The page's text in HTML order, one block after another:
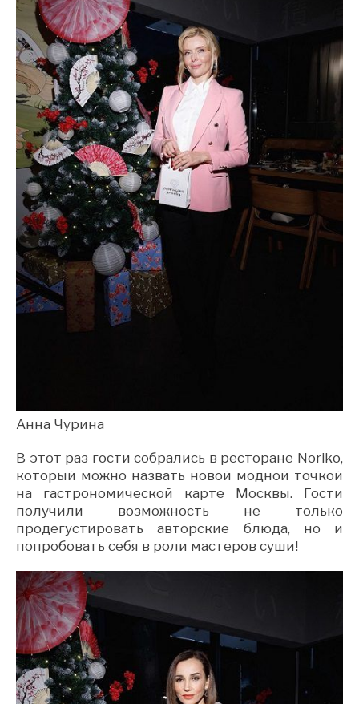
Анна Чурина
В этот раз гости собрались в ресторане Noriko,
который можно назвать новой модной точкой
на гастрономической карте Москвы. Гости
получили возможность не только
продегустировать авторские блюда, но и
попробовать себя в роли мастеров суши!